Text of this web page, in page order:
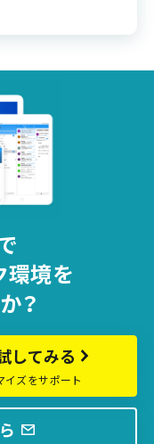
環境を
？
してみる
イズをサポート